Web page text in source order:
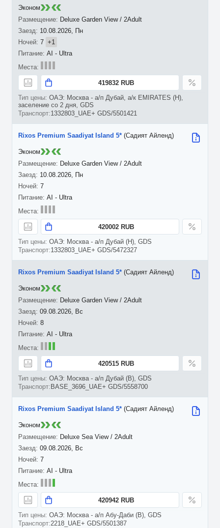
10.08.2026, Пн
7 +1
Deluxe Garden View / 2Adult
AI - Ultra
419832 RUB
ОАЭ: Москва - а/п Дубай, а/к EMIRATES (H),
заселение со 2 дня, GDS
1332803_UAE+ GDS/5501421
Эконом
10.08.2026, Пн
7
Rixos Premium Saadiyat Island 5* (Садият Айленд)
Deluxe Garden View / 2Adult
AI - Ultra
420002 RUB
ОАЭ: Москва - а/п Дубай (H), GDS
1332803_UAE+ GDS/5472327
Эконом
09.08.2026, Вс
8
Rixos Premium Saadiyat Island 5* (Садият Айленд)
Deluxe Garden View / 2Adult
AI - Ultra
420515 RUB
ОАЭ: Москва - а/п Дубай (B), GDS
BASE_3696_UAE+ GDS/5558700
Эконом
09.08.2026, Вс
7
Rixos Premium Saadiyat Island 5* (Садият Айленд)
Deluxe Sea View / 2Adult
AI - Ultra
420942 RUB
ОАЭ: Москва - а/п Абу-Даби (B), GDS
2218_UAE+ GDS/5501387
Эконом